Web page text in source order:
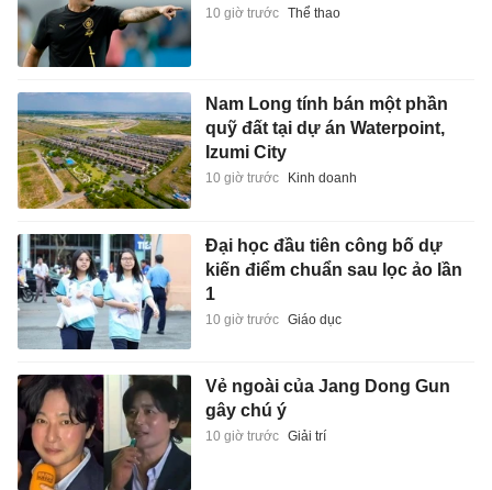
10 giờ trước Thể thao
Nam Long tính bán một phần
quỹ đất tại dự án Waterpoint,
Izumi City
10 giờ trước Kinh doanh
Đại học đầu tiên công bố dự
kiến điểm chuẩn sau lọc ảo lần
1
10 giờ trước Giáo dục
Vẻ ngoài của Jang Dong Gun
gây chú ý
10 giờ trước Giải trí